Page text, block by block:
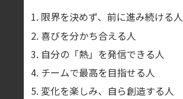
限界を決めず、前に進み続ける人
喜びを分かち合える人
自分の「熱」を発信できる人
チームで最高を目指せる人
変化を楽しみ、自ら創造する人